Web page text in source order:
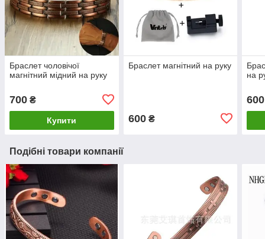
Браслет чоловічої
магнітний мідний на руку
700 ₴
Купити
Браслет магнітний на руку
600₴
на
600
Подібні товари компанії